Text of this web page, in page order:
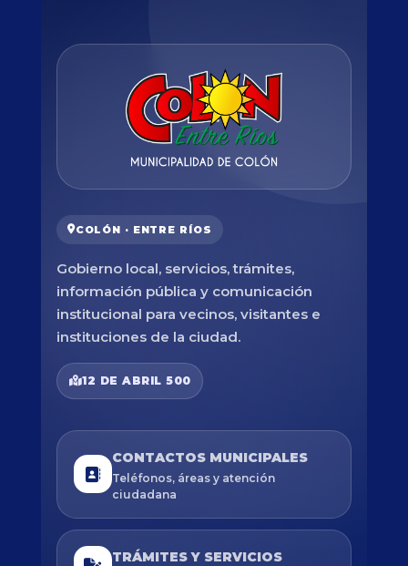
COLÓN · ENTRE RÍOS
Gobierno local, servicios, trámites,
información pública y comunicación
institucional para vecinos, visitantes e
instituciones de la ciudad.
12 DE ABRIL 500
CONTACTOS MUNICIPALES
Teléfonos, áreas y atención
ciudadana
TRÁMITES Y SERVICIOS